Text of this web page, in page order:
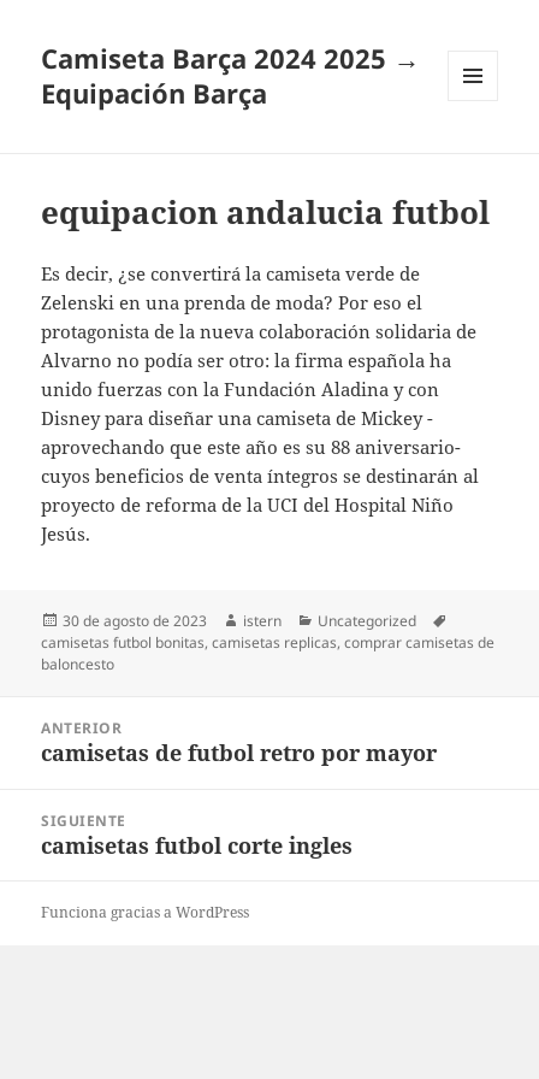
Camiseta Barça 2024 2025 →
Equipación Barça
equipacion andalucia futbol
Es decir, ¿se convertirá la camiseta verde de
Zelenski en una prenda de moda? Por eso el
protagonista de la nueva colaboración solidaria de
Alvarno no podía ser otro: la firma española ha
unido fuerzas con la Fundación Aladina y con
Disney para diseñar una camiseta de Mickey -
aprovechando que este año es su 88 aniversario-
cuyos beneficios de venta íntegros se destinarán al
proyecto de reforma de la UCI del Hospital Niño
Jesús.
Publicado
el
30 de agosto de 2023 Autor
istern Categorías
Uncategorized
camisetas futbol bonitas,camisetas replicas,comprar camisetas de
baloncesto
entradas
ANTERIOR
Entrada
camisetas de futbol retro por mayor
SIGUIENTE
Entrada
camisetas futbol corte ingles
Funciona gracias a WordPress